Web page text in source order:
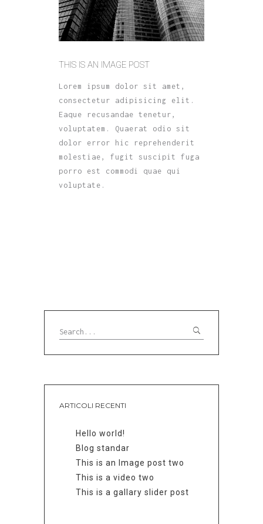
THIS IS AN IMAGE POST
Lorem ipsum dolor sit amet,
consectetur adipisicing elit.
Eaque recusandae tenetur,
voluptatem. Quaerat odio sit
dolor error hic reprehenderit
molestiae, fugit suscipit fuga
porro est commodi quae qui
voluptate.
ARTICOLI RECENTI
Hello world!
Blog standar
This is an Image post two
This is a video two
This is a gallary slider post